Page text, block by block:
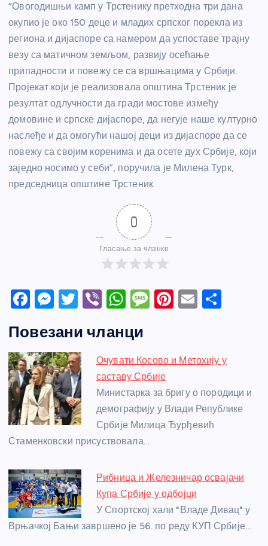
“Овогодишњи камп у Трстенику претходна три дана
окупио је око 150 деце и младих српског порекла из
региона и дијаспоре са намером да успоставе трајну
везу са матичном земљом, развију осећање
припадности и повежу се са вршњацима у Србији.
Пројекат који је реализовала општина Трстеник је
резултат одлучности да гради мостове између
домовине и српске дијаспоре, да негује наше културно
наслеђе и да омогући нашој деци из дијаспоре да се
повежу са својим коренима и да осете дух Србије, који
заједно носимо у себи”, поручила је Милена Турк,
председница општине Трстеник.
0
Гласање за чланке
F
c
e
b
o
o
k
M
ss
e
n
g
er
T
itt
er
Vi
er
W
at
s
A
p
p
M
a
g
e
Pi
e
E
e
Повезани чланци
Очувати Косово и Метохију у
саставу Србије
Министарка за бригу о породици и
демографију у Влади Републике
Србије Милица Ђурђевић
Стаменковски присуствовала…
Рибница и Железничар освајачи
Купа Србије у одбојци
У Спортској хали "Владе Дивац" у
Врњачкој Бањи завршено је 56. по реду КУП Србије…